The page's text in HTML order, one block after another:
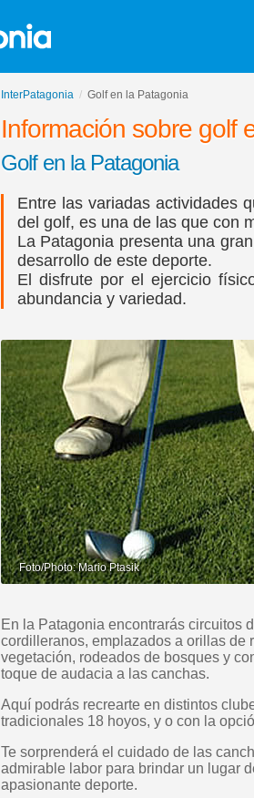
InterPatagonia Golf en la Patagonia
Información sobre golf
Golf en la Patagonia
Entre las variadas actividades
del golf, es una de las que con
La Patagonia presenta una
desarrollo de este deporte.
El disfrute por el ejercicio
abundancia y variedad.
En la Patagonia encontrarás circuitos
cordilleranos, emplazados a orillas de
vegetación, rodeados de bosques y
toque de audacia a las canchas.
Aquí podrás recrearte en distintos
tradicionales 18 hoyos, y o con la
Te sorprenderá el cuidado de las
admirable labor para brindar un lugar
apasionante deporte.